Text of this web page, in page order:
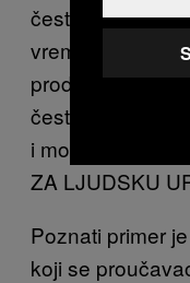
često supstance
vremena, ali
prodavane na
često još nisu
i mogu da se
ZA LJUDSKU
Poznati primer
koji se